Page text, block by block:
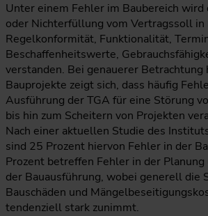
Unter einem Fehler im Baubereich wird
oder Nichterfüllung vom Vertragssoll in
Regelkonformität, Funktionalität,
Beschaffenheitswerte,
verstanden. Bei genauerer Betrachtung
Bauprojekte zeigt sich, dass häufig
Ausführung der TGA für eine Störung
bis hin zum Scheitern von Projekten
Nach einer aktuellen Studie des
sind 25 Prozent hiervon Fehler in der
Prozent betreffen Fehler in der
der Bauausführung, wobei generell die
Bauschäden und
tendenziell stark zunimmt.